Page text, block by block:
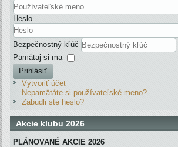
Heslo
Bezpečnostný kľúč
Pamätaj si ma
Prihlásiť
Vytvoriť účet
Nepamätáte si používateľské meno?
Zabudli ste heslo?
Akcie klubu 2026
PLÁNOVANÉ AKCIE 2026